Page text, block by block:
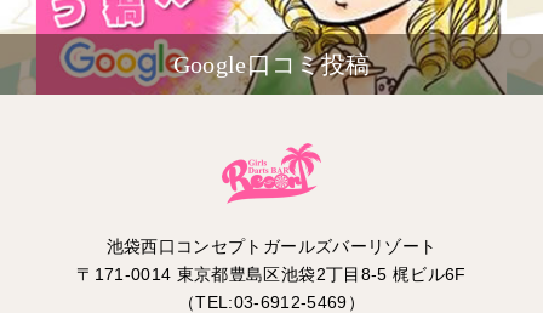
Google口コミ投稿
池袋西口コンセプトガールズバーリゾート
〒171-0014 東京都豊島区池袋2丁目8-5 梶ビル6F
（TEL:03-6912-5469）